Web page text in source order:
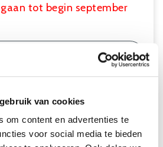
van cookies
om content en advertenties te
voor social media te bieden
tot begin september
(8KM)
through a willow flood
polder that serves as a